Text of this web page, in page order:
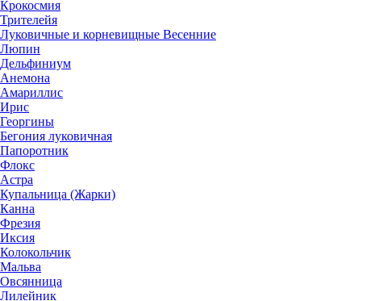
Крокосмия
Трителейя
Луковичные и корневищные Весенние
Люпин
Дельфиниум
Анемона
Амариллис
Ирис
Георгины
Бегония луковичная
Папоротник
Флокс
Астра
Купальница (Жарки)
Канна
Фрезия
Иксия
Колокольчик
Мальва
Овсянница
Лилейник